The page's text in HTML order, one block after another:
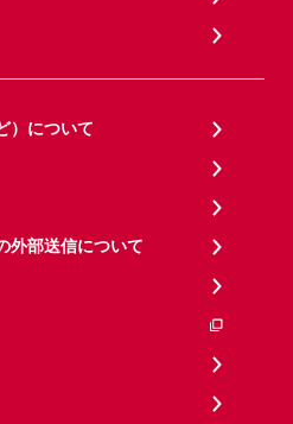
）について
外部送信について